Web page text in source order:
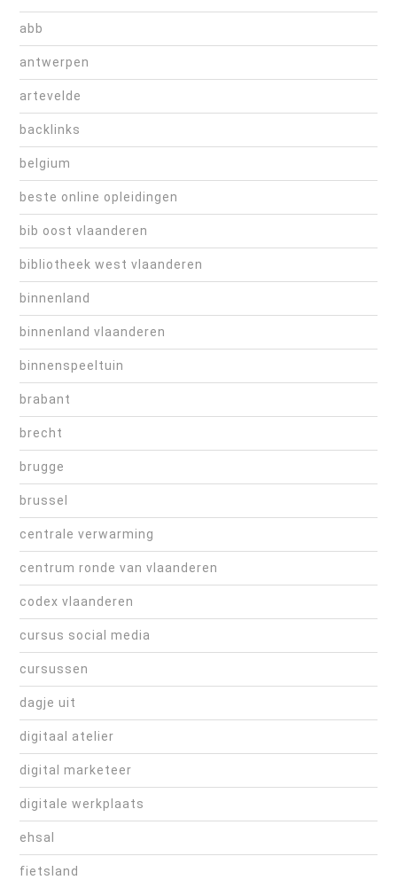
abb
antwerpen
artevelde
backlinks
belgium
beste online opleidingen
bib oost vlaanderen
bibliotheek west vlaanderen
binnenland
binnenland vlaanderen
binnenspeeltuin
brabant
brecht
brugge
brussel
centrale verwarming
centrum ronde van vlaanderen
codex vlaanderen
cursus social media
cursussen
dagje uit
digitaal atelier
digital marketeer
digitale werkplaats
ehsal
fietsland